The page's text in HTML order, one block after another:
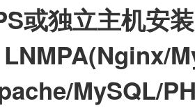
或独立主机安
MySQL/